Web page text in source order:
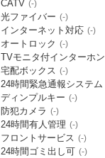
CATV (-)
光ファイバー (-)
インターネット対応 (-)
オートロック (-)
TVモニタ付インターホン
宅配ボックス (-)
24時間緊急通報システム
ディンプルキー (-)
防犯カメラ (-)
24時間有人管理 (-)
フロントサービス (-)
24時間ゴミ出し可 (-)